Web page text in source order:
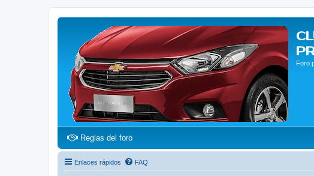
Foro
Reglas del foro(Opens a new tab)
Enlaces rápidos FAQ